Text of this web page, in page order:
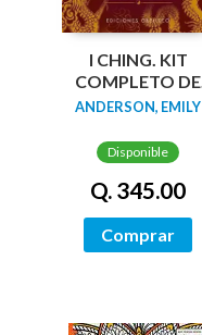
I CHING. KIT
COMPLETO DE
ADIVINACIÓN +
ANDERSON, EMILY
Disponible
Q. 345.00
Comprar